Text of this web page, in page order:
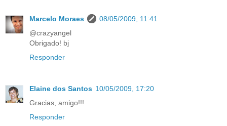
Marcelo Moraes
08/05/2009, 11:41
@crazyangel
Obrigado! bj
Responder
Elaine dos Santos 10/05/2009, 17:20
Gracias, amigo!!!
Responder